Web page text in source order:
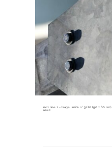
inox line 1 ~ tirage limité n° 3/20 (90 x 60 cm)
345,00€